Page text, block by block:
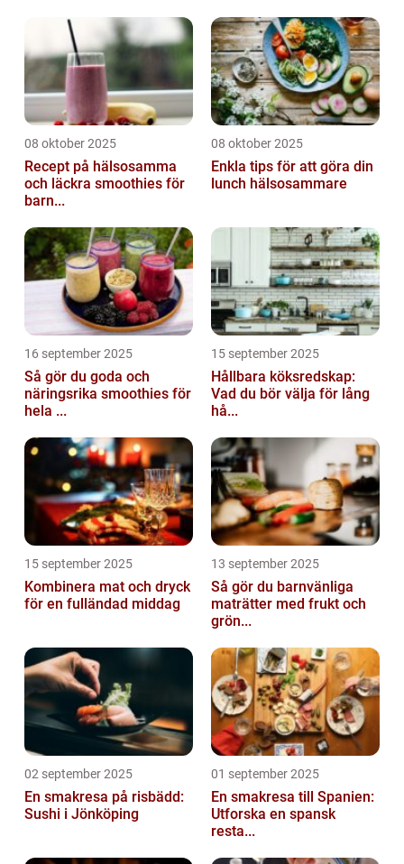
08 oktober 2025
Recept på hälsosamma
och läckra smoothies för
barn...
08 oktober 2025
Enkla tips för att göra din
lunch hälsosammare
16 september 2025
Så gör du goda och
näringsrika smoothies för
hela ...
15 september 2025
Hållbara köksredskap:
Vad du bör välja för lång
hå...
15 september 2025
Kombinera mat och dryck
för en fulländad middag
13 september 2025
Så gör du barnvänliga
maträtter med frukt och
grön...
02 september 2025
En smakresa på risbädd:
Sushi i Jönköping
01 september 2025
En smakresa till Spanien:
Utforska en spansk
resta...